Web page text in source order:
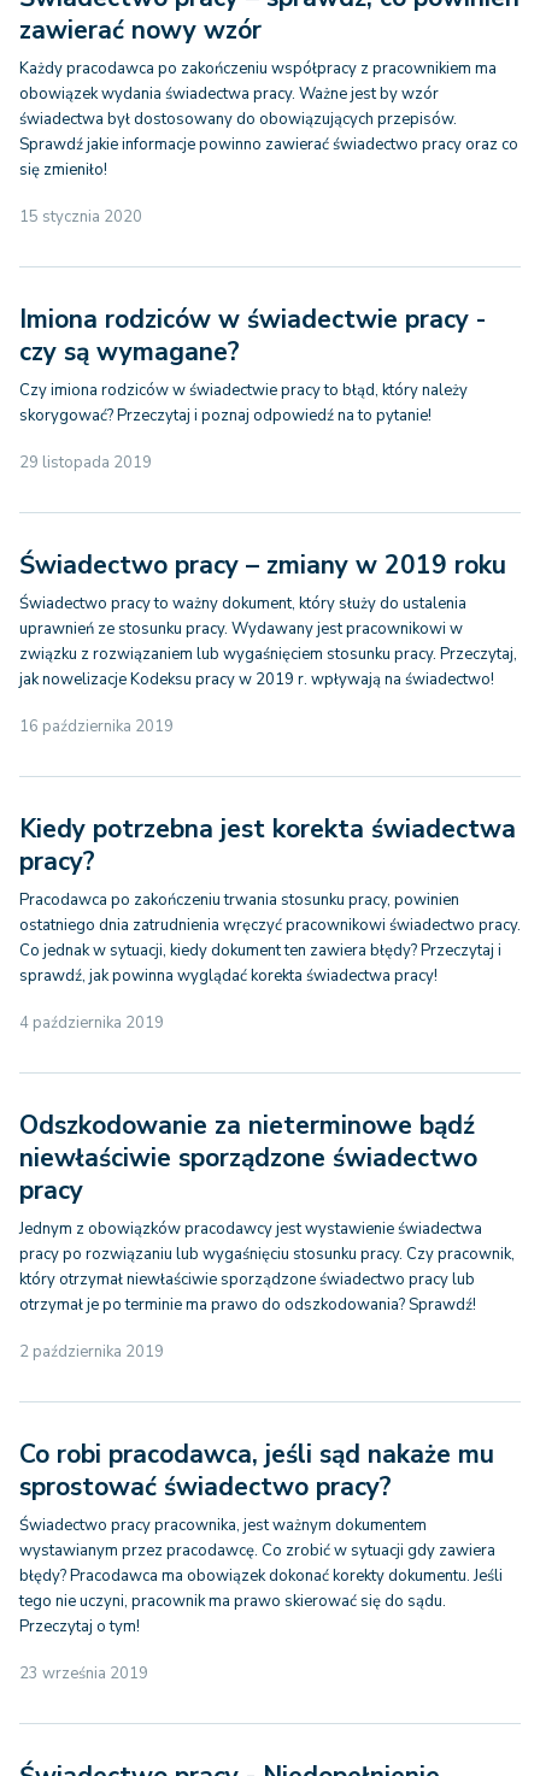
zawierać nowy wzór
Każdy pracodawca po zakończeniu współpracy z pracownikiem ma
obowiązek wydania świadectwa pracy. Ważne jest by wzór
świadectwa był dostosowany do obowiązujących przepisów.
Sprawdź jakie informacje powinno zawierać świadectwo pracy oraz co
się zmieniło!
15 stycznia 2020
Imiona rodziców w świadectwie pracy -
czy są wymagane?
Czy imiona rodziców w świadectwie pracy to błąd, który należy
skorygować? Przeczytaj i poznaj odpowiedź na to pytanie!
29 listopada 2019
Świadectwo pracy – zmiany w 2019 roku
Świadectwo pracy to ważny dokument, który służy do ustalenia
uprawnień ze stosunku pracy. Wydawany jest pracownikowi w
związku z rozwiązaniem lub wygaśnięciem stosunku pracy. Przeczytaj,
jak nowelizacje Kodeksu pracy w 2019 r. wpływają na świadectwo!
16 października 2019
Kiedy potrzebna jest korekta świadectwa
pracy?
Pracodawca po zakończeniu trwania stosunku pracy, powinien
ostatniego dnia zatrudnienia wręczyć pracownikowi świadectwo pracy.
Co jednak w sytuacji, kiedy dokument ten zawiera błędy? Przeczytaj i
sprawdź, jak powinna wyglądać korekta świadectwa pracy!
4 października 2019
Odszkodowanie za nieterminowe bądź
niewłaściwie sporządzone świadectwo
pracy
Jednym z obowiązków pracodawcy jest wystawienie świadectwa
pracy po rozwiązaniu lub wygaśnięciu stosunku pracy. Czy pracownik,
który otrzymał niewłaściwie sporządzone świadectwo pracy lub
otrzymał je po terminie ma prawo do odszkodowania? Sprawdź!
2 października 2019
Co robi pracodawca, jeśli sąd nakaże mu
sprostować świadectwo pracy?
Świadectwo pracy pracownika, jest ważnym dokumentem
wystawianym przez pracodawcę. Co zrobić w sytuacji gdy zawiera
błędy? Pracodawca ma obowiązek dokonać korekty dokumentu. Jeśli
tego nie uczyni, pracownik ma prawo skierować się do sądu.
Przeczytaj o tym!
23 września 2019